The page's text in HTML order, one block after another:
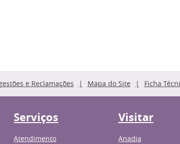
e Reclamações Mapa do Site Ficha
Serviços
Atendimento
Visitar
Anadia